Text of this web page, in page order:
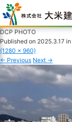
DCP PHOTO
Published on 2025.3.17 in
(1280 × 960)
← Previous Next →